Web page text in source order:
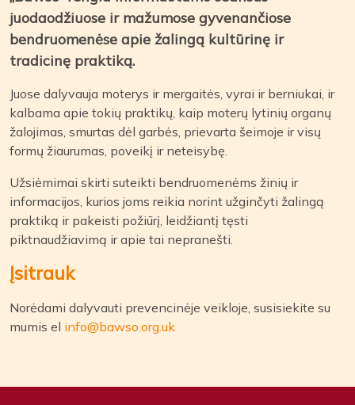
juodaodžiuose ir mažumose gyvenančiose
bendruomenėse apie žalingą kultūrinę ir
tradicinę praktiką.
Juose dalyvauja moterys ir mergaitės, vyrai ir berniukai, ir
kalbama apie tokių praktikų, kaip moterų lytinių organų
žalojimas, smurtas dėl garbės, prievarta šeimoje ir visų
formų žiaurumas, poveikį ir neteisybę.
Užsiėmimai skirti suteikti bendruomenėms žinių ir
informacijos, kurios joms reikia norint užginčyti žalingą
praktiką ir pakeisti požiūrį, leidžiantį tęsti
piktnaudžiavimą ir apie tai nepranešti.
Įsitrauk
Norėdami dalyvauti prevencinėje veikloje, susisiekite su
mumis el info@bawso.org.uk